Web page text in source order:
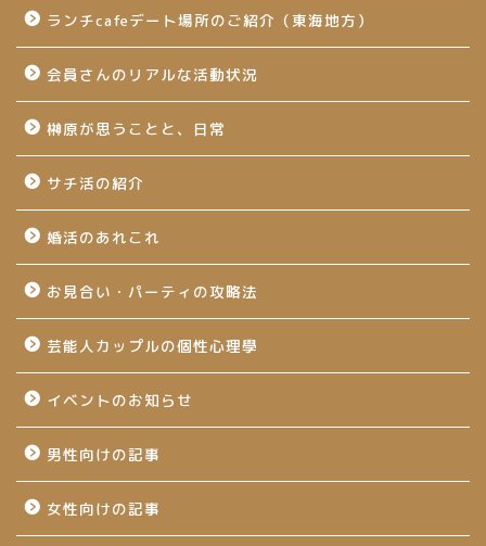
ランチcafeデート場所のご紹介（東海地方）
会員さんのリアルな活動状況
榊原が思うことと、日常
サチ活の紹介
婚活のあれこれ
お見合い・パーティの攻略法
芸能人カップルの個性心理學
イベントのお知らせ
男性向けの記事
女性向けの記事